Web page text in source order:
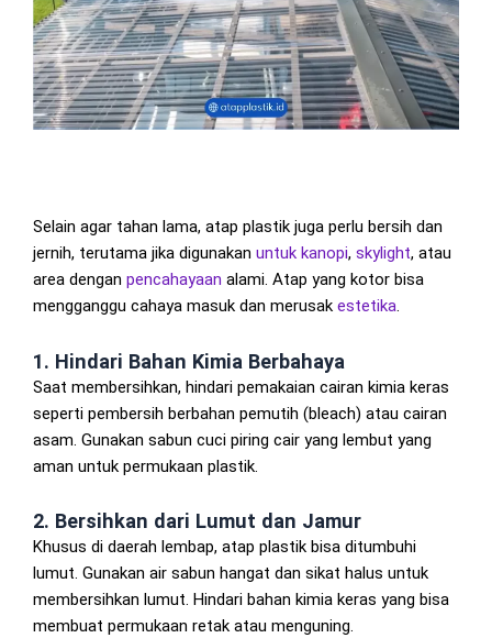
Selain agar tahan lama, atap plastik juga perlu bersih dan
jernih, terutama jika digunakan untuk kanopi, skylight, atau
area dengan pencahayaan alami. Atap yang kotor bisa
mengganggu cahaya masuk dan merusak estetika.
1. Hindari Bahan Kimia Berbahaya
Saat membersihkan, hindari pemakaian cairan kimia keras
seperti pembersih berbahan pemutih (bleach) atau cairan
asam. Gunakan sabun cuci piring cair yang lembut yang
aman untuk permukaan plastik.
2. Bersihkan dari Lumut dan Jamur
Khusus di daerah lembap, atap plastik bisa ditumbuhi
lumut. Gunakan air sabun hangat dan sikat halus untuk
membersihkan lumut. Hindari bahan kimia keras yang bisa
membuat permukaan retak atau menguning.